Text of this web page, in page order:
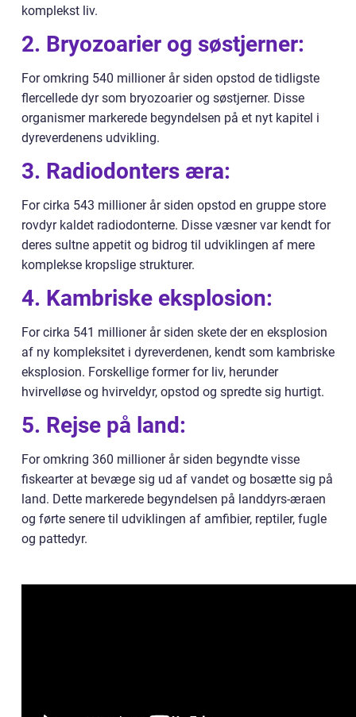
komplekst liv.
2. Bryozoarier og søstjerner:
For omkring 540 millioner år siden opstod de tidligste
flercellede dyr som bryozoarier og søstjerner. Disse
organismer markerede begyndelsen på et nyt kapitel i
dyreverdenens udvikling.
3. Radiodonters æra:
For cirka 543 millioner år siden opstod en gruppe store
rovdyr kaldet radiodonterne. Disse væsner var kendt for
deres sultne appetit og bidrog til udviklingen af mere
komplekse kropslige strukturer.
4. Kambriske eksplosion:
For cirka 541 millioner år siden skete der en eksplosion
af ny kompleksitet i dyreverdenen, kendt som kambriske
eksplosion. Forskellige former for liv, herunder
hvirvelløse og hvirveldyr, opstod og spredte sig hurtigt.
5. Rejse på land:
For omkring 360 millioner år siden begyndte visse
fiskearter at bevæge sig ud af vandet og bosætte sig på
land. Dette markerede begyndelsen på landdyrs-æraen
og førte senere til udviklingen af amfibier, reptiler, fugle
og pattedyr.